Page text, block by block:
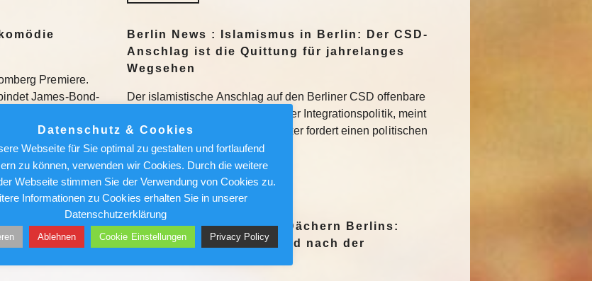
Premiere.
James-Bond-
Männerbild
Burgbühne
Berlin News : Islamismus in Berlin: Der CSD-
Anschlag ist die Quittung für jahrelanges
Wegsehen
Der islamistische Anschlag auf den Berliner CSD offenbare
grundlegende Defizite der Berliner Integrationspolitik, meint
Alexander King. Der BSW-Politiker fordert einen politischen
Kurswechsel. Weiterlesen
Weiterlesen
Wie
Berlin News : Über den Dächern Berlins:
Alfred Torge und die Jagd nach der
Datenschutz & Cookies
Webseite für Sie optimal zu gestalten und fortlaufend
zu können, verwenden wir Cookies. Durch die weitere
Webseite stimmen Sie der Verwendung von Cookies zu.
Informationen zu Cookies erhalten Sie in unserer
Datenschutzerklärung
Ablehnen Cookie Einstellungen Privacy Policy